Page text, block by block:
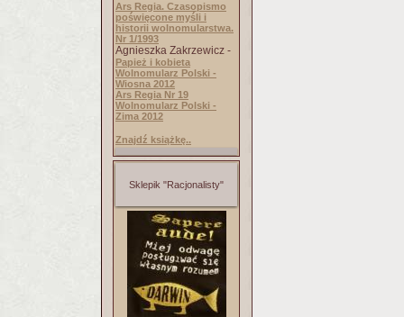
Ars Regia. Czasopismo
poświęcone myśli i
historii wolnomularstwa.
Nr 1/1993
Agnieszka Zakrzewicz -
Papież i kobieta
Wolnomularz Polski -
Wiosna 2012
Ars Regia Nr 19
Wolnomularz Polski -
Zima 2012
Znajdź książkę..
Sklepik "Racjonalisty"